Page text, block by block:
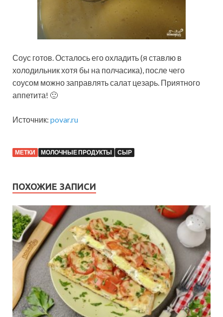
Соус готов. Осталось его охладить (я ставлю в
холодильник хотя бы на полчасика), после чего
соусом можно заправлять салат цезарь. Приятного
аппетита! 🙂
Источник: povar.ru
МЕТКИ МОЛОЧНЫЕ ПРОДУКТЫ СЫР
ПОХОЖИЕ ЗАПИСИ